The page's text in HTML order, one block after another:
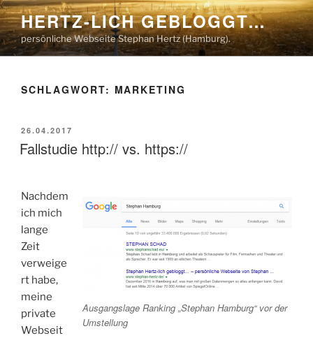
Zum
Inhalt
springen
HERTZ-LICH GEBLOGGT…
persönliche Webseite Stephan Hertz (Hamburg).
SCHLAGWORT: MARKETING
VERÖFFENTLICHT
AM
26.04.2017
Fallstudie http:// vs. https://
Ausgangslage Ranking „Stephan Hamburg“ vor der
Umstellung
Nachdem
ich mich
lange
Zeit
verweige
rt habe,
meine
private
Webseit